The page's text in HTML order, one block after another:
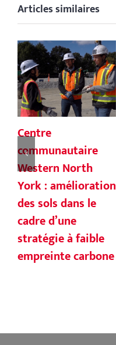
Articles similaires
Centre
communautaire
Western North
York : amélioration
des sols dans le
cadre d’une
stratégie à faible
empreinte carbone